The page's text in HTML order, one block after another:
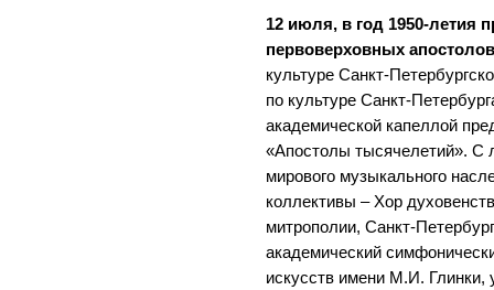
12 июля, в год 1950-летия
первоверховных
культуре Санкт-
по культуре Санкт-
академической капеллой
«Апостолы тысячелетий». С
мирового музыкального
коллективы – Хор
митрополии, Санкт-
академический
искусств имени М.И. Глинки,